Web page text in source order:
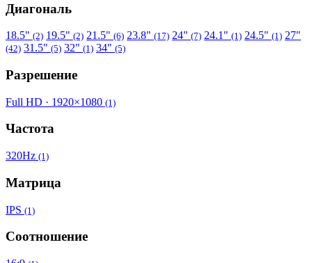
Диагональ
18.5" (2) 19.5" (2) 21.5" (6) 23.8" (17) 24" (7) 24.1" (1) 24.5" (1) 27"
(42) 31.5" (5) 32" (1) 34" (5)
Разрешение
Full HD · 1920×1080 (1)
Частота
320Hz (1)
Матрица
IPS (1)
Соотношение